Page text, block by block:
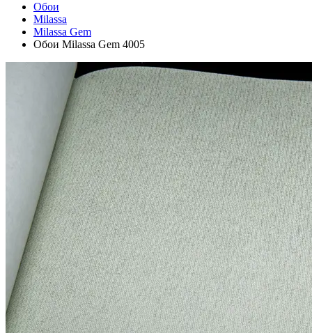
Обои
Milassa
Milassa Gem
Обои Milassa Gem 4005